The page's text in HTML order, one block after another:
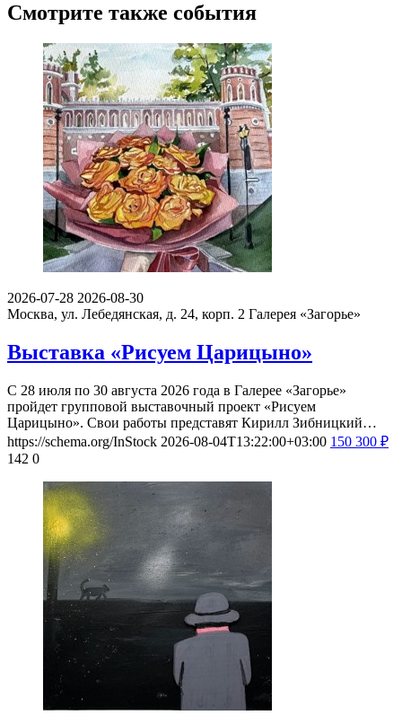
Смотрите также события
2026-07-28 2026-08-30
Москва, ул. Лебедянская, д. 24, корп. 2 Галерея «Загорье»
Выставка «Рисуем Царицыно»
С 28 июля по 30 августа 2026 года в Галерее «Загорье»
пройдет групповой выставочный проект «Рисуем
Царицыно». Свои работы представят Кирилл Зибницкий…
https://schema.org/InStock 2026-08-04T13:22:00+03:00 150 300 ₽
142 0